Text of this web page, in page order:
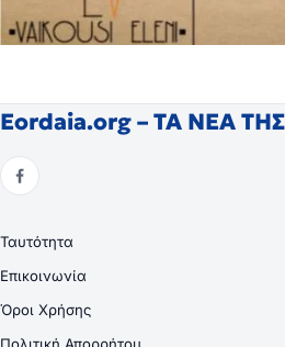
Eordaia.org – ΤΑ ΝΕΑ
Ταυτότητα
Επικοινωνία
Όροι Χρήσης